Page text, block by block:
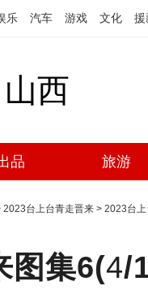
乐 汽车 游戏 文化 援
山西
品 旅游
2023台上台青走晋来 > 2023台
图集6(4/